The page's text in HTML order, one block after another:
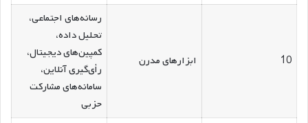
10 ابزارهای مدرن
رسانه‌های اجتماعی،
تحلیل داده،
کمپین‌های دیجیتال،
رأی‌گیری آنلاین،
سامانه‌های مشارکت
حزبی